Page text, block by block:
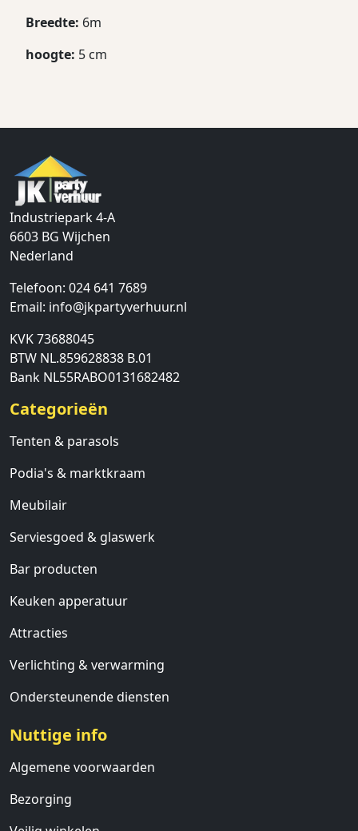
Breedte: 6m
hoogte: 5 cm
Industriepark 4-A
6603 BG Wijchen
Nederland
Telefoon: 024 641 7689
Email: info@jkpartyverhuur.nl
KVK 73688045
BTW NL.859628838 B.01
Bank NL55RABO0131682482
Categorieën
Tenten & parasols
Podia's & marktkraam
Meubilair
Serviesgoed & glaswerk
Bar producten
Keuken apperatuur
Attracties
Verlichting & verwarming
Ondersteunende diensten
Nuttige info
Algemene voorwaarden
Bezorging